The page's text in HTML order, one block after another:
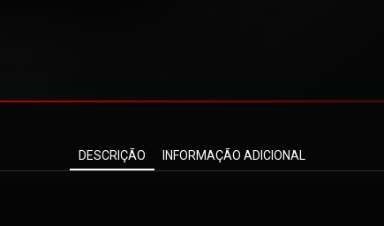
DESCRIÇÃO INFORMAÇÃO ADICIONAL